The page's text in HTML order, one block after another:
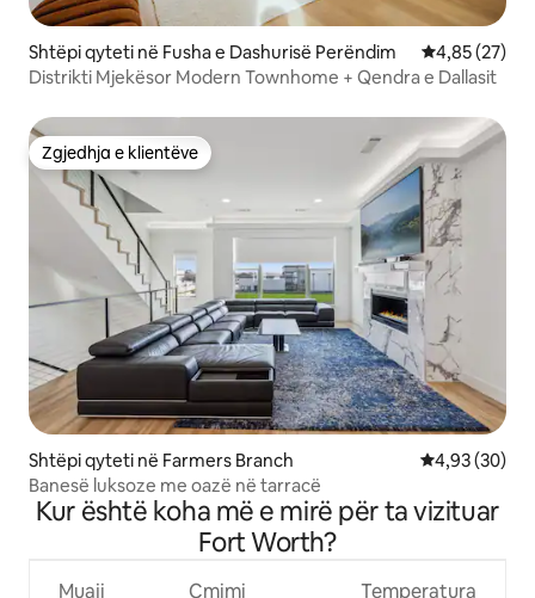
Shtëpi qyteti në Fusha e Dashurisë Perëndim Vlerësimi
4,85 (27)
Distrikti Mjekësor Modern Townhome + Qendra e Dallasit
Zgjedhja e klientëve
Zgjedhja e klientëve
Shtëpi qyteti në Farmers Branch Vlerësimi
4,93 (30)
Banesë luksoze me oazë në tarracë
Kur është koha më e mirë për ta vizituar
Fort Worth?
Muaji
Çmimi
Temperatura